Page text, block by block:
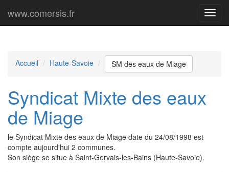
Menu
www.comersis.fr
Accueil Haute-Savoie SM des eaux de Miage
Syndicat Mixte des eaux
de Miage
le Syndicat Mixte des eaux de Miage date du 24/08/1998 est
compte aujourd'hui 2 communes.
Son siège se situe à Saint-Gervais-les-Bains (Haute-Savoie).